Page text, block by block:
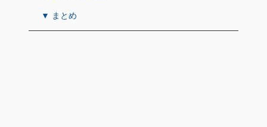
▼ まとめ